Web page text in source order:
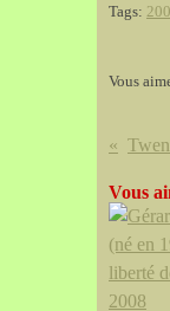
Tags:
Vous
Vous